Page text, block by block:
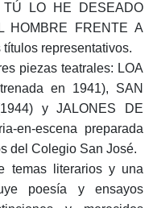
TÚ LO HE DESEADO
HOMBRE FRENTE A
representativos.
piezas teatrales: LOA
en 1941), SAN
y JALONES DE
en-escena preparada
del Colegio San José.
temas literarios y una
poesía y ensayos